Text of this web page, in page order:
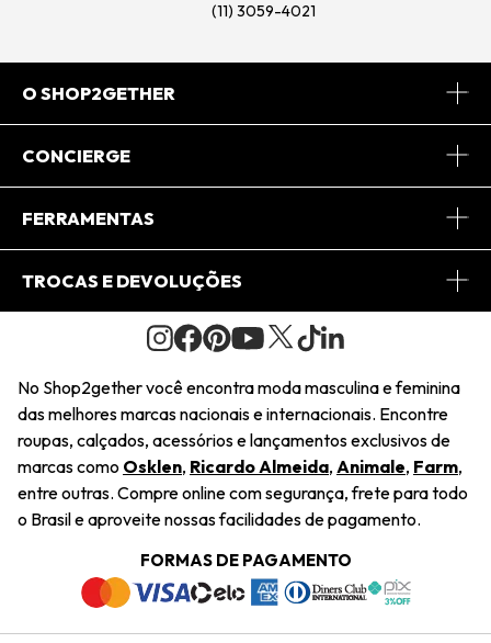
(11) 3059-4021
O SHOP2GETHER
Sobre Nós
Journal
Saiu na Mídia
Sustentabilidade
Navegando
Termos e Condições
Trabalhe Conosco
CONCIERGE
Central de Relacionamento
Regulamento e Promoções
FERRAMENTAS
Minha Conta
Pedido de Presente
Wishlist
TROCAS E DEVOLUÇÕES
Condições Gerais
Troca Fácil
Restituição de Pagamento
Dúvidas Frequentes
Termos e Condições
Política de Privacidade
No Shop2gether você encontra moda masculina e feminina
das melhores marcas nacionais e internacionais. Encontre
roupas, calçados, acessórios e lançamentos exclusivos de
marcas como Osklen, Ricardo Almeida, Animale, Farm,
entre outras. Compre online com segurança, frete para todo
o Brasil e aproveite nossas facilidades de pagamento.
FORMAS DE PAGAMENTO